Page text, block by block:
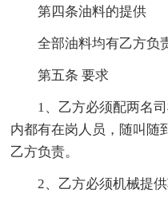
第四条油料的提供
全部油料均有乙方负
第五条 要求
1、乙方必须配两名
内都有在岗人员，随叫随
乙方负责。
2、乙方必须机械提